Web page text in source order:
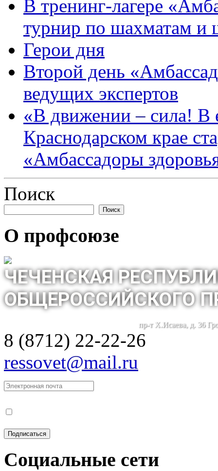
В тренинг-лагере
турнир по шахматам и
Герои дня
Второй день
ведущих экспертов
«В движении – сила! В
Краснодарском крае
«Амбассадоры
Поиск
Поиск
О профсоюзе
ЧЕЧЕНСКАЯ
ОБЩЕРОССИЙСКОГО
пр-т Х.Исаева, д. 36
8 (8712) 22-22-26
ressovet@mail.ru
Социальные сети